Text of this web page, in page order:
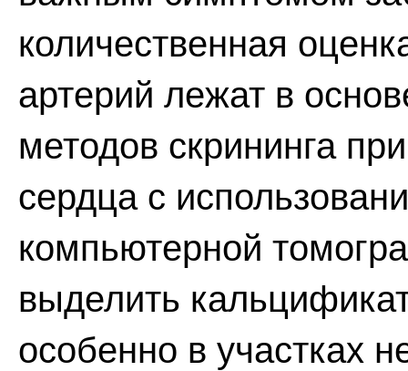
количественная
артерий лежат в
методов скрининга
сердца с
компьютерной
выделить
особенно в участках